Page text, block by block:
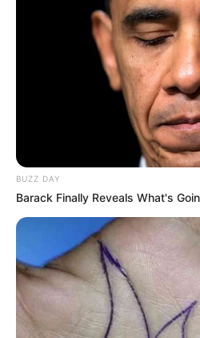
ACTIVAR AHORA
TEMAS DESTACADOS
AVENIDA
PARQUE DE DIVERSIONES
ELECCIONES
FENÓMENO DEL NIÑO
BUZZ DAY
Barack Finally Reveals What's